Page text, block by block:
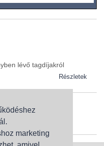
marketing
lévő tagdíjakról
Részletek